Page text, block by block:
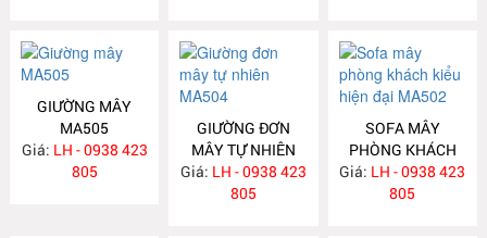
GIƯỜNG MÂY
MA505
Giá: LH - 0938 423
805
GIƯỜNG ĐƠN
MÂY TỰ NHIÊN
MA504
Giá: LH - 0938 423
805
SOFA MÂY
PHÒNG KHÁCH
KIỂU HIỆN ĐẠI
MA502
Giá: LH - 0938 423
805